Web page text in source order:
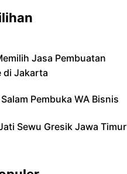
Jasa Pembuatan
di Jakarta
Pembuka WA Bisnis
Sewu Gresik Jawa Timur